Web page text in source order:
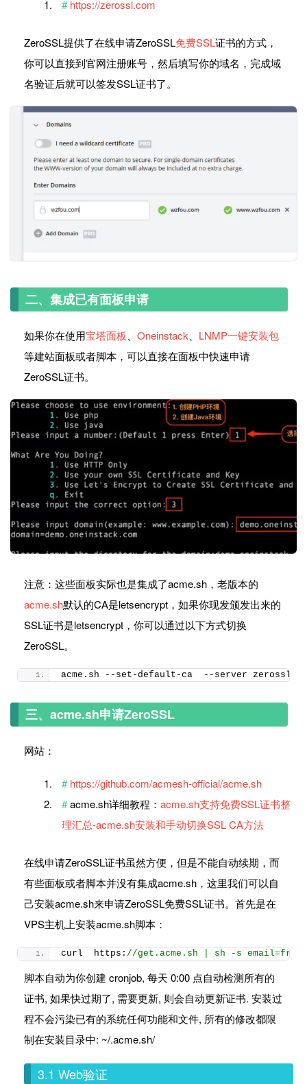
https://zerossl.com
ZeroSSL提供了在线申请ZeroSSL免费SSL证书的方式，
你可以直接到官网注册账号，然后填写你的域名，完成域
名验证后就可以签发SSL证书了。
二、集成已有面板申请
如果你在使用宝塔面板 Oneinstack
LNMP一键安装包
等建站面板或者脚本，可以直接在面板中快速申请
ZeroSSL证书。
注意：这些面板实际也是集成了acme.sh，老版本的
acme.sh默认的CA是letsencrypt，如果你现发颁发出来的
SSL证书是letsencrypt，你可以通过以下方式切换
ZeroSSL。
acme. sh --set-default-ca  --server zerossl
三、acme.sh申请ZeroSSL
网站：
https://github.com/acmesh-official/acme.sh
acme.sh详细教程： acme.sh支持免费SSL证书整
理汇总-acme.sh安装和手动切换SSL CA方法
在线申请ZeroSSL证书虽然方便，但是不能自动续期，而
有些面板或者脚本并没有集成acme.sh，这里我们可以自
己安装acme.sh来申请ZeroSSL免费SSL证书。首先是在
VPS主机上安装acme.sh脚本：
curl  https: //get.acme.sh | sh -s
脚本自动为你创建 cronjob, 每天 0:00 点自动检测所有的
证书, 如果快过期了, 需要更新, 则会自动更新证书. 安装过
程不会污染已有的系统任何功能和文件, 所有的修改都限
制在安装目录中: ~/.acme.sh/
3.1 Web验证